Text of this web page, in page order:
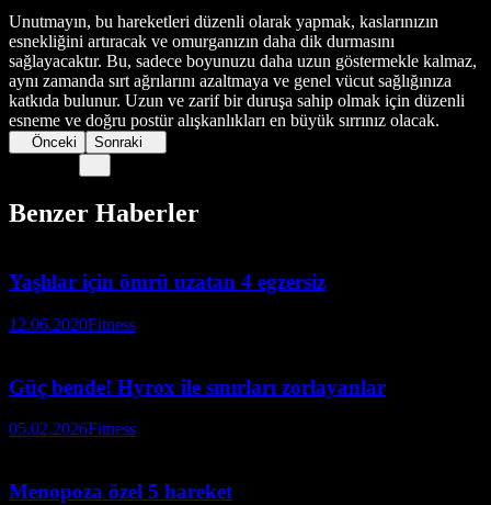
Unutmayın, bu hareketleri düzenli olarak yapmak, kaslarınızın
esnekliğini artıracak ve omurganızın daha dik durmasını
sağlayacaktır. Bu, sadece boyunuzu daha uzun göstermekle kalmaz,
aynı zamanda sırt ağrılarını azaltmaya ve genel vücut sağlığınıza
katkıda bulunur. Uzun ve zarif bir duruşa sahip olmak için düzenli
esneme ve doğru postür alışkanlıkları en büyük sırrınız olacak.
Önceki Sonraki
Benzer Haberler
Yaşlılar için ömrü uzatan 4 egzersiz
12.06.2020Fitness
Güç bende! Hyrox ile sınırları zorlayanlar
05.02.2026Fitness
Menopoza özel 5 hareket